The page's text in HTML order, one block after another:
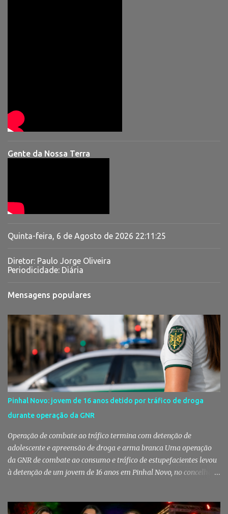
Gente da Nossa Terra
Quinta-feira, 6 de Agosto de 2026 22:11:26
Diretor: Paulo Jorge Oliveira
Periodicidade: Diária
Mensagens populares
Pinhal Novo: jovem de 16 anos detido por tráfico de droga
durante operação da GNR
Operação de combate ao tráfico termina com detenção de
adolescente e apreensão de droga e arma branca Uma operação
da GNR de combate ao consumo e tráfico de estupefacientes levou
à detenção de um jovem de 16 anos em Pinhal Novo, no concelho
das autoridades sobre este tipo de criminalidade no distrito de